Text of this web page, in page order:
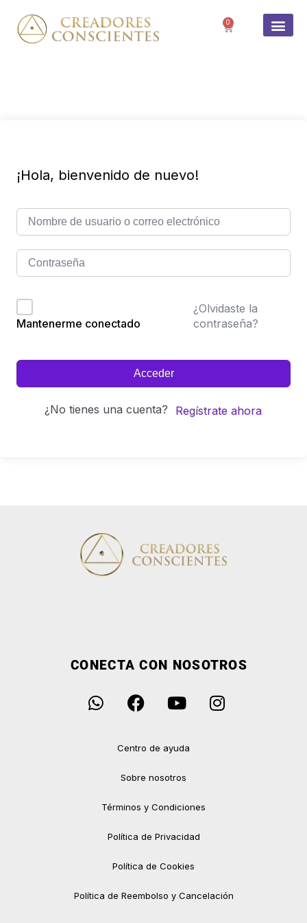
0
¡Hola, bienvenido de nuevo!
Mantenerme conectado
¿Olvidaste la
contraseña?
Acceder
¿No tienes una cuenta? Regístrate ahora
CONECTA CON NOSOTROS
Centro de ayuda
Sobre nosotros
Términos y Condiciones
Política de Privacidad
Política de Cookies
Política de Reembolso y Cancelación